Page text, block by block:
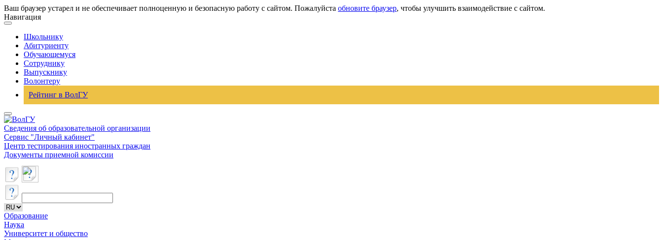
Ваш браузер устарел и не обеспечивает полноценную и безопасную работу с сайтом. Пожалуйста обновите браузер, чтобы улучшить взаимодействие с сайтом.
Навигация
Школьнику
Абитуриенту
Обучающемуся
Сотруднику
Выпускнику
Волонтеру
Рейтинг в ВолГУ
Сведения об образовательной организации
Сервис "Личный кабинет"
Центр тестирования иностранных граждан
Документы приемной комиссии
Образование
Наука
Университет и общество